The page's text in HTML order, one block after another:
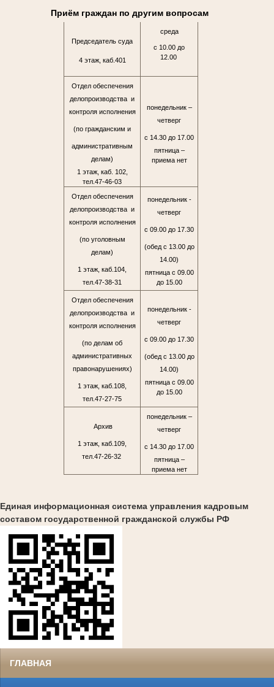
Приём граждан по другим вопросам
Председатель суда
4 этаж, каб.401
среда
с 10.00 до
12.00
Отдел обеспечения
делопроизводства и
контроля исполнения
(по гражданским и
административным
делам)
1 этаж, каб. 102,
тел.47-46-03
понедельник –
четверг
с 14.30 до 17.00
пятница –
приема нет
Отдел обеспечения
делопроизводства и
контроля исполнения
(по уголовным
делам)
1 этаж, каб.104,
тел.47-38-31
понедельник -
четверг
с 09.00 до 17.30
(обед с 13.00 до
14.00)
пятница с 09.00
до 15.00
Отдел обеспечения
делопроизводства и
контроля исполнения
(по делам об
административных
правонарушениях)
1 этаж, каб.108,
тел.47-27-75
понедельник -
четверг
с 09.00 до 17.30
(обед с 13.00 до
14.00)
пятница с 09.00
до 15.00
Архив
1 этаж, каб.109,
тел.47-26-32
понедельник –
четверг
с 14.30 до 17.00
пятница –
приема нет
Единая информационная система управления кадровым
составом государственной гражданской службы РФ
ГЛАВНАЯ